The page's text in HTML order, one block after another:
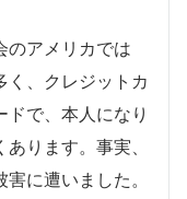
のアメリカでは
く、クレジットカ
で、本人になり
ります。事実、
に遭いました。